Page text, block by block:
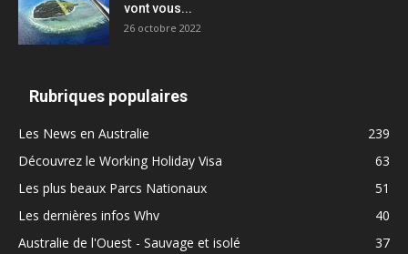
vont vous...
26 octobre 2022
Rubriques populaires
Les News en Australie
239
Découvrez le Working Holiday Visa
63
Les plus beaux Parcs Nationaux
51
Les dernières infos Whv
40
Australie de l'Ouest - Sauvage et isolé
37